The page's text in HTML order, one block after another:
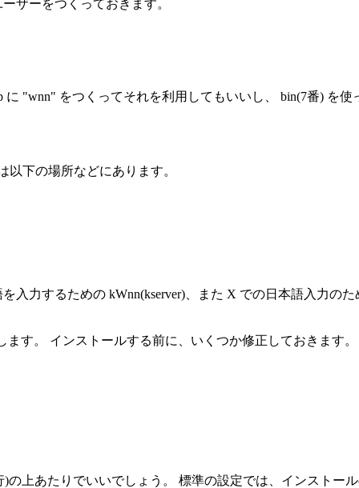
ザーをつくっておきます。
"wnn" をつくってそれを利用してもいいし、 bin(7番) を
下の場所などにあります。
入力するための kWnn(kserver)、また X での日本語入力の
す。 インストールする前に、いくつか修正しておきます。
の上あたりでいいでしょう。 標準の設定では、インストー